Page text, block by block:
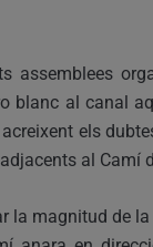
blanc al canal
els
al Camí
la magnitud de